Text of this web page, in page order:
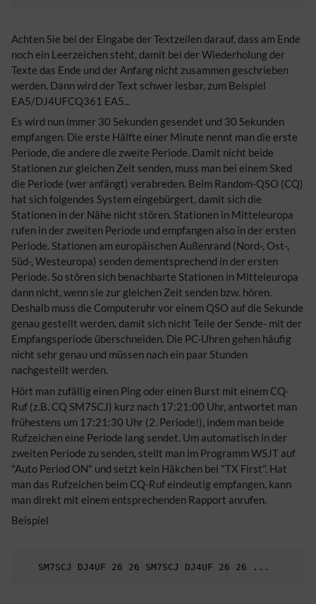
Achten Sie bei der Eingabe der Textzeilen darauf, dass am Ende
noch ein Leerzeichen steht, damit bei der Wiederholung der
Texte das Ende und der Anfang nicht zusammen geschrieben
werden. Dann wird der Text schwer lesbar, zum Beispiel
EA5/DJ4UFCQ361 EA5...
Es wird nun immer 30 Sekunden gesendet und 30 Sekunden
empfangen. Die erste Hälfte einer Minute nennt man die erste
Periode, die andere die zweite Periode. Damit nicht beide
Stationen zur gleichen Zeit senden, muss man bei einem Sked
die Periode (wer anfängt) verabreden. Beim Random-QSO (CQ)
hat sich folgendes System eingebürgert, damit sich die
Stationen in der Nähe nicht stören. Stationen in Mitteleuropa
rufen in der zweiten Periode und empfangen also in der ersten
Periode. Stationen am europäischen Außenrand (Nord-, Ost-,
Süd-, Westeuropa) senden dementsprechend in der ersten
Periode. So stören sich benachbarte Stationen in Mitteleuropa
dann nicht, wenn sie zur gleichen Zeit senden bzw. hören.
Deshalb muss die Computeruhr vor einem QSO auf die Sekunde
genau gestellt werden, damit sich nicht Teile der Sende- mit der
Empfangsperiode überschneiden. Die PC-Uhren gehen häufig
nicht sehr genau und müssen nach ein paar Stunden
nachgestellt werden.
Hört man zufällig einen Ping oder einen Burst mit einem CQ-
Ruf (z.B. CQ SM7SCJ) kurz nach 17:21:00 Uhr, antwortet man
frühestens um 17:21:30 Uhr (2. Periode!), indem man beide
Rufzeichen eine Periode lang sendet. Um automatisch in der
zweiten Periode zu senden, stellt man im Programm WSJT auf
"Auto Period ON" und setzt kein Häkchen bei "TX First". Hat
man das Rufzeichen beim CQ-Ruf eindeutig empfangen, kann
man direkt mit einem entsprechenden Rapport anrufen.
Beispiel